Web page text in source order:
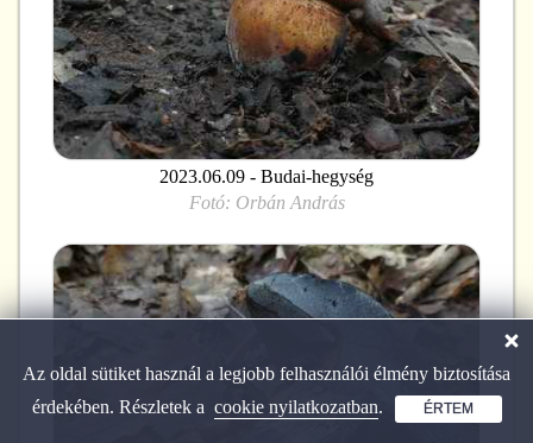
2023.06.09 - Budai-hegység
Fotó: Orbán András
Az oldal sütiket használ a legjobb felhasználói élmény biztosítása
érdekében. Részletek a cookie nyilatkozatban. ÉRTEM